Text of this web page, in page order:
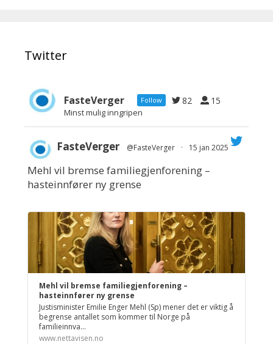
Twitter
FasteVerger Follow 82 15
Minst mulig inngripen
;
FasteVerger @FasteVerger · 15 jan 2025
Mehl vil bremse familiegjenforening –
hasteinnfører ny grense
Mehl vil bremse familiegjenforening –
hasteinnfører ny grense
Justisminister Emilie Enger Mehl (Sp) mener det er viktig å
begrense antallet som kommer til Norge på
familieinnva...
www.nettavisen.no